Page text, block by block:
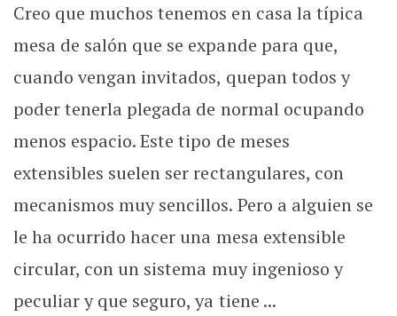
Creo que muchos tenemos en casa la típica
mesa de salón que se expande para que,
cuando vengan invitados, quepan todos y
poder tenerla plegada de normal ocupando
menos espacio. Este tipo de meses
extensibles suelen ser rectangulares, con
mecanismos muy sencillos. Pero a alguien se
le ha ocurrido hacer una mesa extensible
circular, con un sistema muy ingenioso y
peculiar y que seguro, ya tiene ...